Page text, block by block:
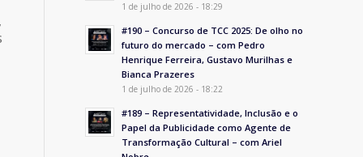
1 de julho de 2026 - 18:29
#190 – Concurso de TCC 2025: De olho no
futuro do mercado – com Pedro
Henrique Ferreira, Gustavo Murilhas e
Bianca Prazeres
1 de julho de 2026 - 18:22
#189 – Representatividade, Inclusão e o
Papel da Publicidade como Agente de
Transformação Cultural – com Ariel